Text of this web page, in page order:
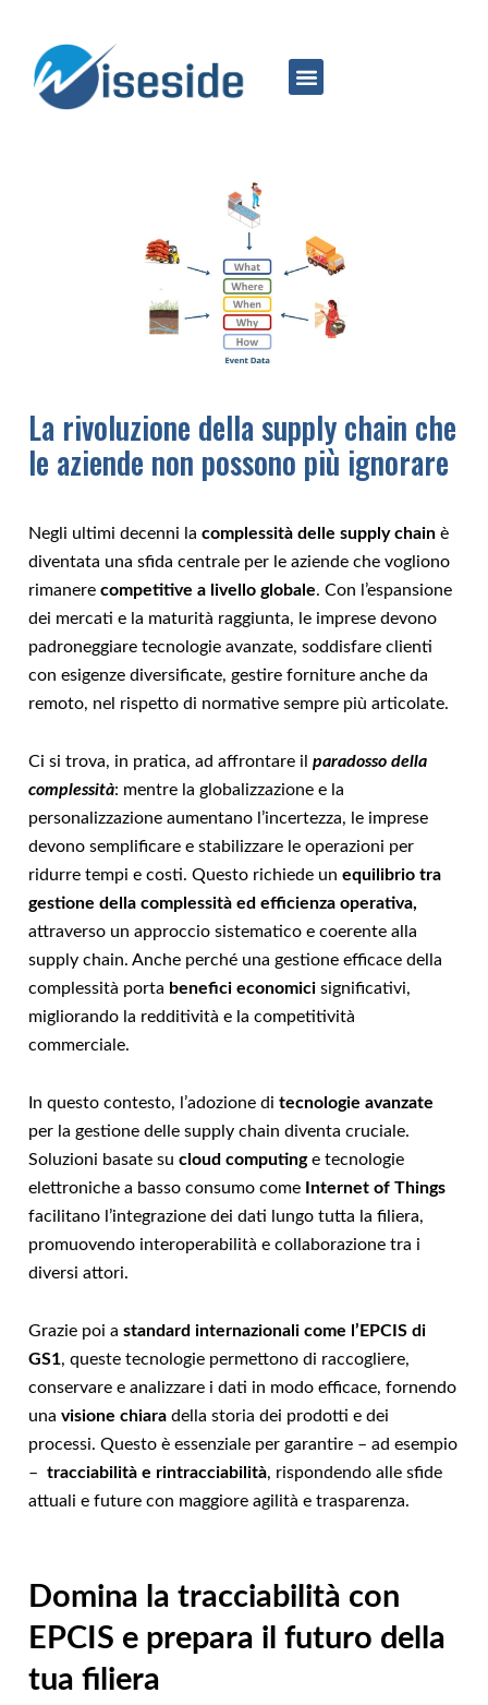
La rivoluzione della supply chain che
le aziende non possono più ignorare
Negli ultimi decenni la complessità delle supply chain è
diventata una sfida centrale per le aziende che vogliono
rimanere competitive a livello globale. Con l’espansione
dei mercati e la maturità raggiunta, le imprese devono
padroneggiare tecnologie avanzate, soddisfare clienti
con esigenze diversificate, gestire forniture anche da
remoto, nel rispetto di normative sempre più articolate.
Ci si trova, in pratica, ad affrontare il paradosso della
complessità: mentre la globalizzazione e la
personalizzazione aumentano l’incertezza, le imprese
devono semplificare e stabilizzare le operazioni per
ridurre tempi e costi. Questo richiede un equilibrio tra
gestione della complessità ed efficienza operativa,
attraverso un approccio sistematico e coerente alla
supply chain. Anche perché una gestione efficace della
complessità porta benefici economici significativi,
migliorando la redditività e la competitività
commerciale.
In questo contesto, l’adozione di tecnologie avanzate
per la gestione delle supply chain diventa cruciale.
Soluzioni basate su cloud computinge tecnologie
elettroniche a basso consumo come
Internet of Things
facilitano l’integrazione dei dati lungo tutta la filiera,
promuovendo interoperabilità e collaborazione tra i
diversi attori.
Grazie poi a standard internazionali come l’EPCIS di
GS1, queste tecnologie permettono di raccogliere,
conservare e analizzare i dati in modo efficace, fornendo
una visione chiara della storia dei prodotti e dei
processi. Questo è essenziale per garantire – ad esempio
– tracciabilità e rintracciabilità, rispondendo alle sfide
attuali e future con maggiore agilità e trasparenza.
Domina la tracciabilità con
EPCIS e prepara il futuro della
tua filiera